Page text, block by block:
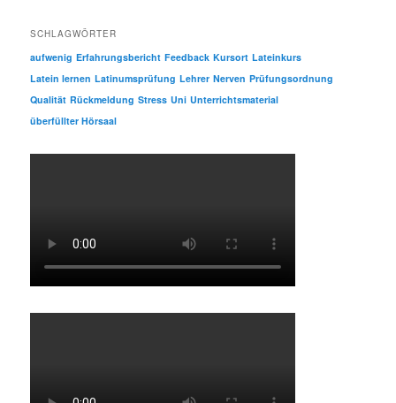
SCHLAGWÖRTER
aufwenig Erfahrungsbericht Feedback Kursort Lateinkurs
Latein lernen Latinumsprüfung Lehrer Nerven Prüfungsordnung
Qualität Rückmeldung Stress Uni Unterrichtsmaterial
überfüllter Hörsaal